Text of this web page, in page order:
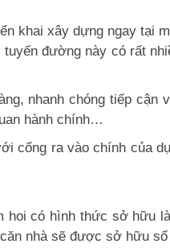
khai xây dựng ngay tại
đường này có rất
nhanh chóng tiếp
hành chính…
cổng ra vào chính của
có hình thức sở hữu
nhà sẽ được sở hữu sổ